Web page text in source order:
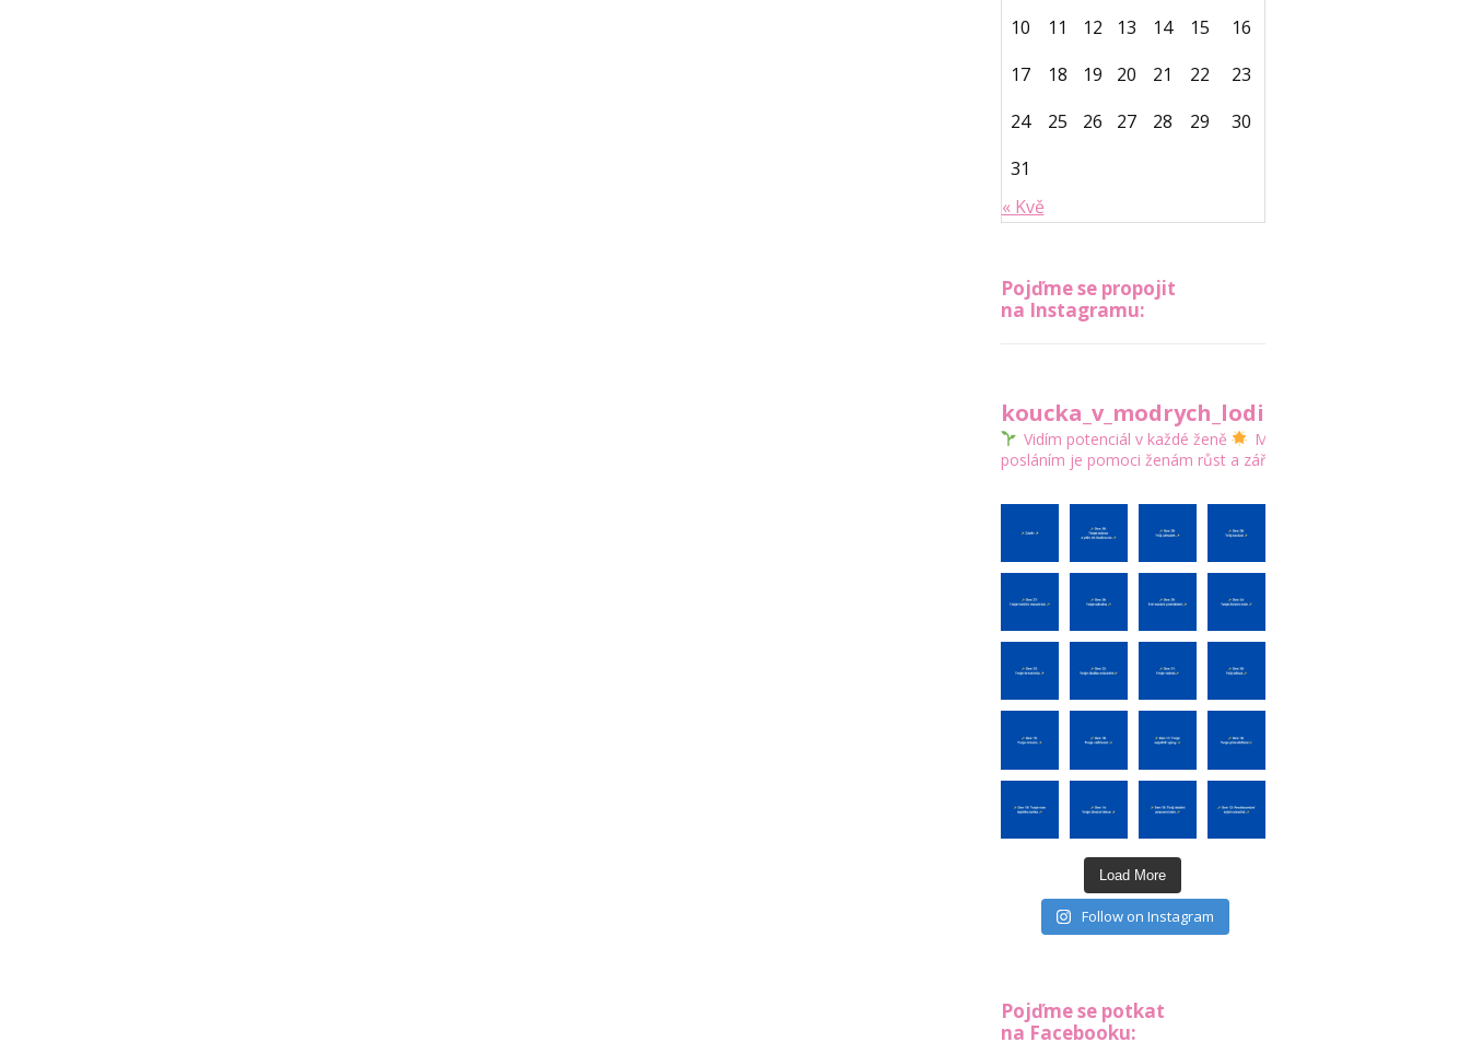
10
11 12 13 14 15
16
17
18 19 20 21 22
23
24
25 26 27 28 29
30
31
« Kvě
Pojďme se propojit
na Instagramu:
koucka_v_modrych_lodickach
Vidím potenciál v každé ženě
Mým
posláním je pomoci ženám růst a zářit
Load More
Follow on Instagram
Pojďme se potkat
na Facebooku: